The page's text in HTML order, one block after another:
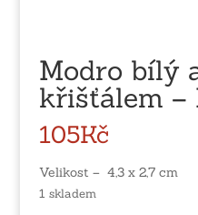
Modro bílý
křišťálem –
105Kč
Velikost – 4,3 x 2,7 cm
1 skladem